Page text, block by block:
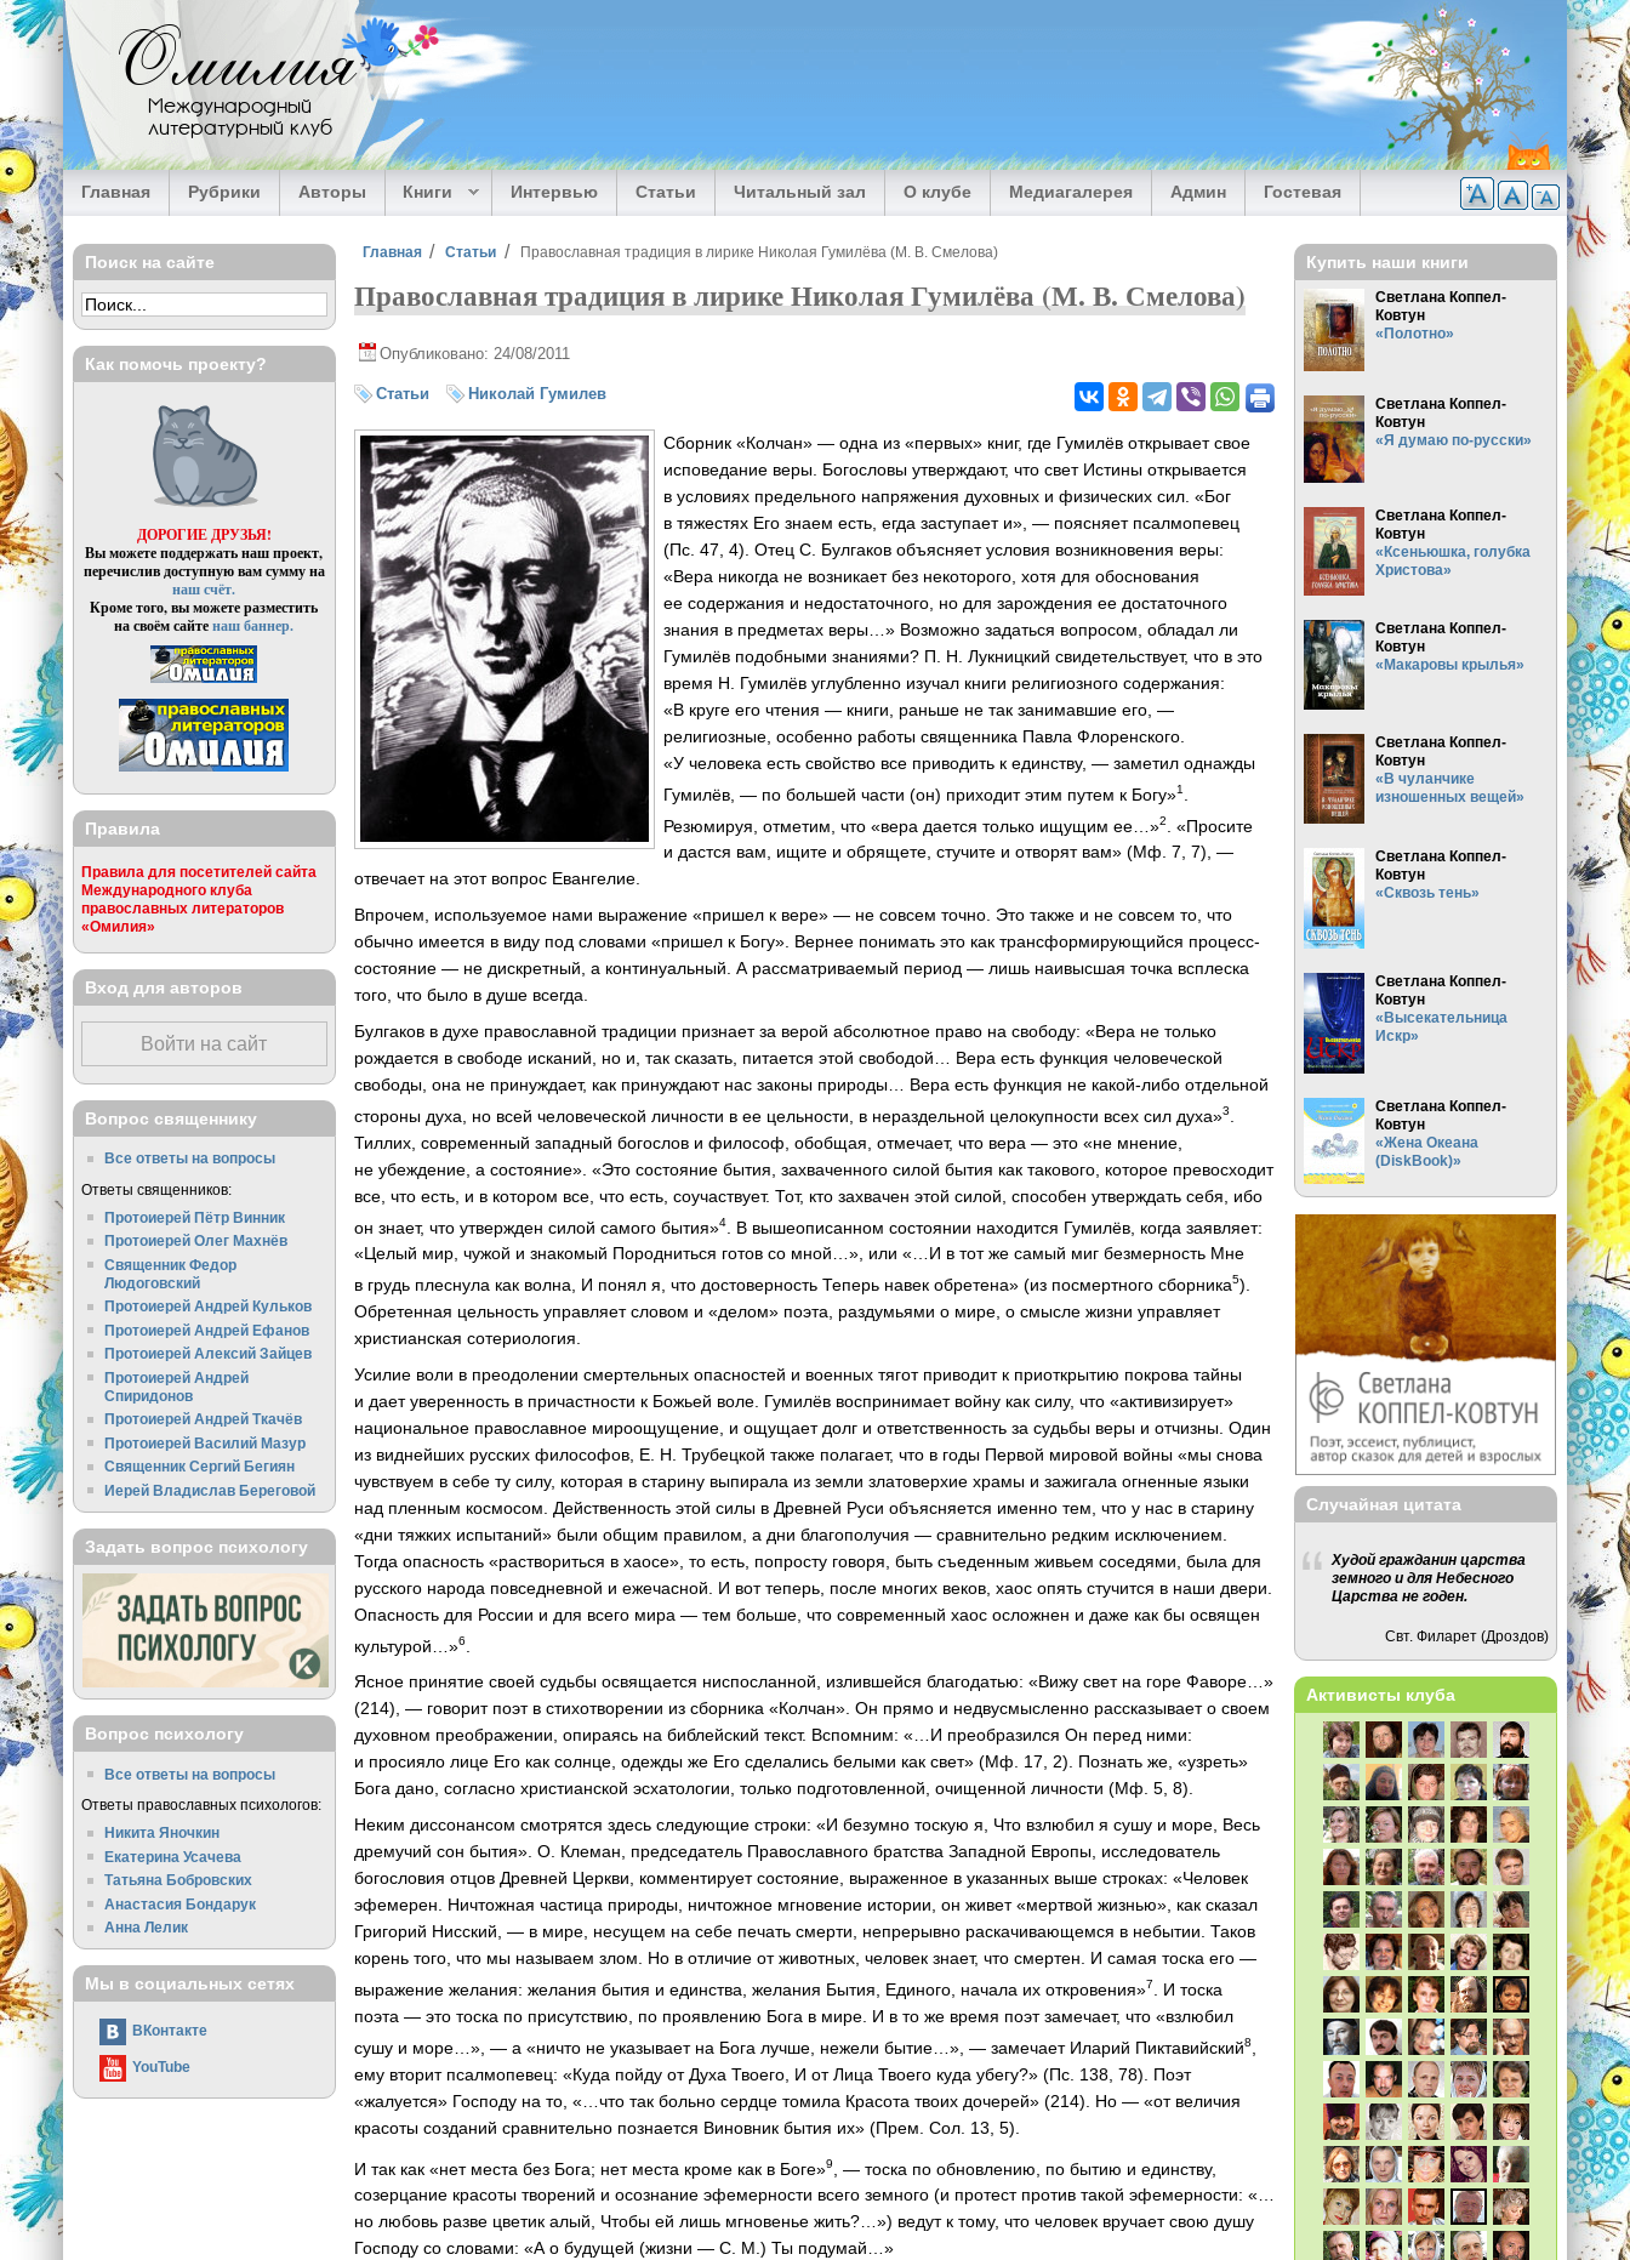
Перейти к основному содержанию
Омилия
Международный
литературный клуб
Главная Рубрики Авторы Книги Интервью Статьи Читальный зал О клубе Медиагалерея Админ Гостевая
Вы здесь
Главная Статьи Православная традиция в лирике Николая Гумилёва (М. В. Смелова)
Православная традиция в лирике Николая Гумилёва (М. В. Смелова)
Опубликовано: 24/08/2011
Статьи Николай Гумилев
Сборник «Колчан» — одна из «первых» книг, где Гумилёв открывает свое
исповедание веры. Богословы утверждают, что свет Истины открывается
в условиях предельного напряжения духовных и физических сил. «Бог
в тяжестях Его знаем есть, егда заступает и», — поясняет псалмопевец
(Пс. 47, 4). Отец С. Булгаков объясняет условия возникновения веры:
«Вера никогда не возникает без некоторого, хотя для обоснования
ее содержания и недостаточного, но для зарождения ее достаточного
знания в предметах веры…» Возможно задаться вопросом, обладал ли
Гумилёв подобными знаниями? П. Н. Лукницкий свидетельствует, что в это
время Н. Гумилёв углубленно изучал книги религиозного содержания:
«В круге его чтения — книги, раньше не так занимавшие его, —
религиозные, особенно работы священника Павла Флоренского.
«У человека есть свойство все приводить к единству, — заметил однажды
Гумилёв, — по большей части (он) приходит этим путем к Богу»1
Резюмируя, отметим, что «вера дается только ищущим ее…»2
. «Просите
и дастся вам, ищите и обрящете, стучите и отворят вам» (Мф. 7, 7), —
отвечает на этот вопрос Евангелие.
Впрочем, используемое нами выражение «пришел к вере» — не совсем точно. Это также и не совсем то, что
обычно имеется в виду под словами «пришел к Богу». Вернее понимать это как трансформирующийся процесс-
состояние — не дискретный, а континуальный. А рассматриваемый период — лишь наивысшая точка всплеска
того, что было в душе всегда.
Булгаков в духе православной традиции признает за верой абсолютное право на свободу: «Вера не только
рождается в свободе исканий, но и, так сказать, питается этой свободой… Вера есть функция человеческой
свободы, она не принуждает, как принуждают нас законы природы… Вера есть функция не какой-либо отдельной
стороны духа, но всей человеческой личности в ее цельности, в нераздельной целокупности всех сил духа»3
Тиллих, современный западный богослов и философ, обобщая, отмечает, что вера — это «не мнение,
не убеждение, а состояние». «Это состояние бытия, захваченного силой бытия как такового, которое превосходит
все, что есть, и в котором все, что есть, соучаствует. Тот, кто захвачен этой силой, способен утверждать себя, ибо
он знает, что утвержден силой самого бытия»4
. В вышеописанном состоянии находится Гумилёв, когда заявляет:
«Целый мир, чужой и знакомый Породниться готов со мной…», или «…И в тот же самый миг безмерность Мне
в грудь плеснула как волна, И понял я, что достоверность Теперь навек обретена» (из посмертного сборника5).
Обретенная цельность управляет словом и «делом» поэта, раздумьями о мире, о смысле жизни управляет
христианская сотериология.
Усилие воли в преодолении смертельных опасностей и военных тягот приводит к приоткрытию покрова тайны
и дает уверенность в причастности к Божьей воле. Гумилёв воспринимает войну как силу, что «активизирует»
национальное православное мироощущение, и ощущает долг и ответственность за судьбы веры и отчизны. Один
из виднейших русских философов, Е. Н. Трубецкой также полагает, что в годы Первой мировой войны «мы снова
чувствуем в себе ту силу, которая в старину выпирала из земли златоверхие храмы и зажигала огненные языки
над пленным космосом. Действенность этой силы в Древней Руси объясняется именно тем, что у нас в старину
«дни тяжких испытаний» были общим правилом, а дни благополучия — сравнительно редким исключением.
Тогда опасность «раствориться в хаосе», то есть, попросту говоря, быть съеденным живьем соседями, была для
русского народа повседневной и ежечасной. И вот теперь, после многих веков, хаос опять стучится в наши двери.
Опасность для России и для всего мира — тем больше, что современный хаос осложнен и даже как бы освящен
культурой…»6
Ясное принятие своей судьбы освящается ниспосланной, излившейся благодатью: «Вижу свет на горе Фаворе…»
(214), — говорит поэт в стихотворении из сборника «Колчан». Он прямо и недвусмысленно рассказывает о своем
духовном преображении, опираясь на библейский текст. Вспомним: «…И преобразился Он перед ними:
и просияло лице Его как солнце, одежды же Его сделались белыми как свет» (Мф. 17, 2). Познать же, «узреть»
Бога дано, согласно христианской эсхатологии, только подготовленной, очищенной личности (Мф. 5, 8).
Неким диссонансом смотрятся здесь следующие строки: «И безумно тоскую я, Что взлюбил я сушу и море, Весь
дремучий сон бытия». О. Клеман, председатель Православного братства Западной Европы, исследователь
богословия отцов Древней Церкви, комментирует состояние, выраженное в указанных выше строках: «Человек
эфемерен. Ничтожная частица природы, ничтожное мгновение истории, он живет «мертвой жизнью», как сказал
Григорий Нисский, — в мире, несущем на себе печать смерти, непрерывно раскачивающемся в небытии. Таков
корень того, что мы называем злом. Но в отличие от животных, человек знает, что смертен. И самая тоска его —
выражение желания: желания бытия и единства, желания Бытия, Единого, начала их откровения»7
. И тоска
поэта — это тоска по присутствию, по проявлению Бога в мире. И в то же время поэт замечает, что «взлюбил
сушу и море…», — а «ничто не указывает на Бога лучше, нежели бытие…», — замечает Иларий Пиктавийский8
ему вторит псалмопевец: «Куда пойду от Духа Твоего, И от Лица Твоего куда убегу?» (Пс. 138, 78). Поэт
«жалуется» Господу на то, «…что так больно сердце томила Красота твоих дочерей» (214). Но — «от величия
красоты созданий сравнительно познается Виновник бытия их» (Прем. Сол. 13, 5).
И так как «нет места без Бога; нет места кроме как в Боге»9
, — тоска по обновлению, по бытию и единству,
созерцание красоты творений и осознание эфемерности всего земного (и протест против такой эфемерности: «…
но любовь разве цветик алый, Чтобы ей лишь мгновенье жить?…») ведут к тому, что человек вручает свою душу
Господу со словами: «А о будущей (жизни — С. М.) Ты подумай…»
Поиск на сайте
Как помочь проекту?
ДОРОГИЕ ДРУЗЬЯ!
Вы можете поддержать наш проект,
перечислив доступную вам сумму на
наш счёт.
Кроме того, вы можете разместить
на своём сайтенаш баннер.
Правила
Правила для посетителей сайта
Международного клуба
православных литераторов
«Омилия»
Вход для авторов
Войти на сайт
Вопрос священнику
Все ответы на вопросы
Ответы священников:
Протоиерей Пётр Винник
Протоиерей Олег Махнёв
Священник Федор
Людоговский
Протоиерей Андрей Кульков
Протоиерей Андрей Ефанов
Протоиерей Алексий Зайцев
Протоиерей Андрей
Спиридонов
Протоиерей Андрей Ткачёв
Протоиерей Василий Мазур
Священник Сергий Бегиян
Иерей Владислав Береговой
Задать вопрос психологу
Вопрос психологу
Все ответы на вопросы
Ответы православных психологов:
Никита Яночкин
Екатерина Усачева
Татьяна Бобровских
Анастасия Бондарук
Анна Лелик
Мы в социальных сетях
ВКонтакте
YouTube
Купить наши книги
Светлана Коппел-
Ковтун
«Полотно»
Светлана Коппел-
Ковтун
«Я думаю по-русски»
Светлана Коппел-
Ковтун
«Ксеньюшка, голубка
Христова»
Светлана Коппел-
Ковтун
«Макаровы крылья»
Светлана Коппел-
Ковтун
«В чуланчике
изношенных вещей»
Светлана Коппел-
Ковтун
«Сквозь тень»
Светлана Коппел-
Ковтун
«Высекательница
Искр»
Светлана Коппел-
Ковтун
«Жена Океана
(DiskBook)»
Случайная цитата
Худой гражданин царства
земного и для Небесного
Царства не годен.
Свт. Филарет (Дроздов)
Активисты клуба